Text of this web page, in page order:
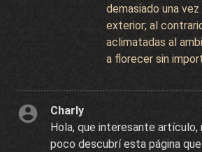
demasiado una
exterior; al
aclimatadas al
a florecer sin
Charly
Hola, que interesante artículo,
poco descubrí esta página